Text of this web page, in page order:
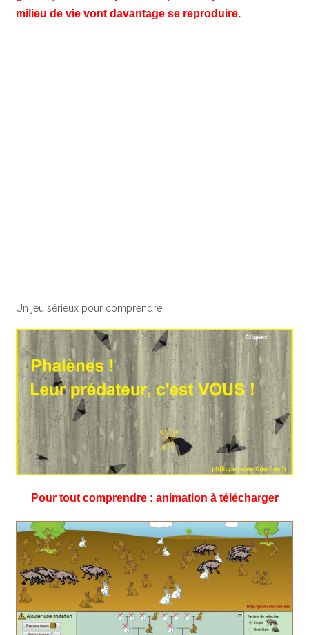
milieu de vie vont davantage se reproduire.
Un jeu sérieux pour comprendre
Pour tout comprendre : animation à télécharger